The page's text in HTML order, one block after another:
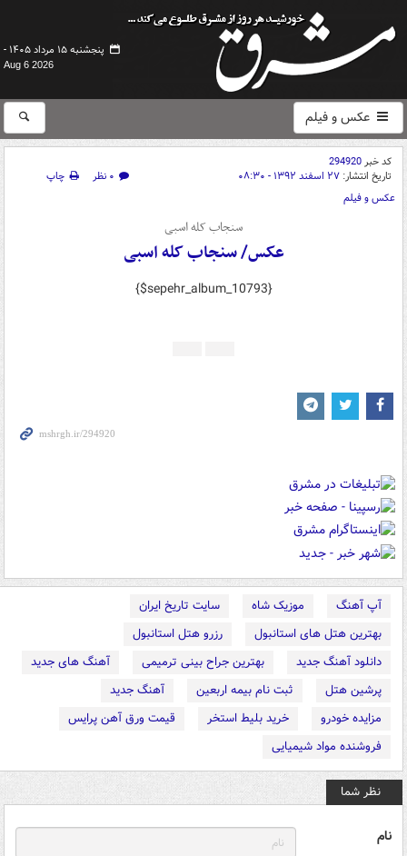
پنجشنبه ۱۵ مرداد ۱۴۰۵ -
Aug 6 2026
عکس و فیلم
کد خبر294920
تاریخ انتشار: ۲۷ اسفند ۱۳۹۲ - ۰۸:۳۰ ۰ نظر
چاپ
عکس و فیلم
سنجاب کله اسبی
عکس/ سنجاب کله اسبی
{$sepehr_album_10793}
آپ آهنگ موزیک شاه
سایت تاریخ ایران
بهترین هتل های استانبول
رزرو هتل استانبول
دانلود آهنگ جدید
بهترین جراح بینی ترمیمی
آهنگ های جدید
پرشین هتل
ثبت نام بیمه اربعین
آهنگ جدید
مزایده خودرو
خرید بلیط استخر
قیمت ورق آهن پرایس
فروشنده مواد شیمیایی
نظر شما
نام